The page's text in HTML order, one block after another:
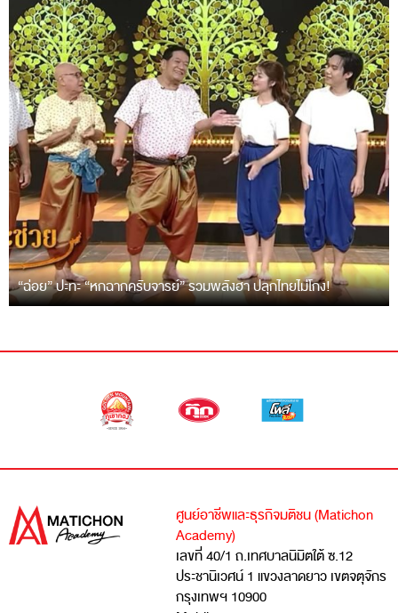
“ฉ่อย” ปะทะ “หกฉากครับจารย์” รวมพลังฮา ปลุกไทยไม่โกง!
ศูนย์อาชีพและธุรกิจมติชน (Matichon
Academy)
เลขที่ 40/1 ถ.เทศบาลนิมิตใต้ ซ.12
ประชานิเวศน์ 1 แขวงลาดยาว เขตจตุจักร
กรุงเทพฯ 10900